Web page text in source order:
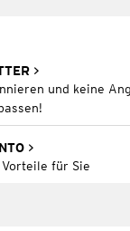
und keine
Vorteile für Sie